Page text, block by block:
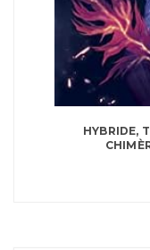
HYBRIDE,